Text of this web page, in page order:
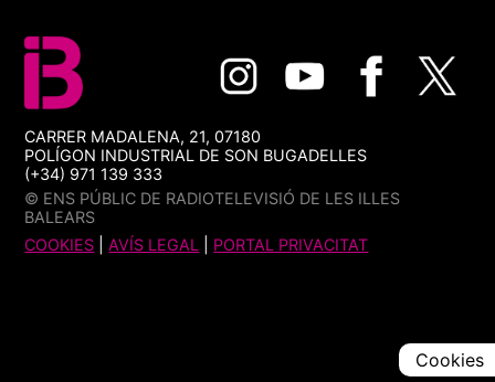
CARRER MADALENA, 21, 07180
POLÍGON INDUSTRIAL DE SON BUGADELLES
(+34) 971 139 333
© ENS PÚBLIC DE RADIOTELEVISIÓ DE LES ILLES
BALEARS
COOKIES |AVÍS LEGAL PORTAL PRIVACITAT
Cookies